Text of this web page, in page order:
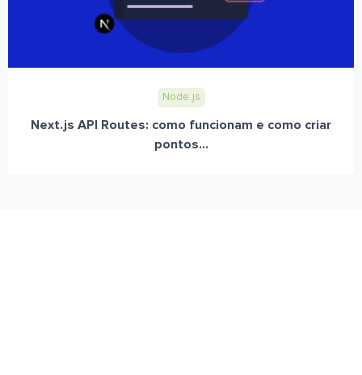
Node.js
Next.js API Routes: como funcionam e como criar
pontos...